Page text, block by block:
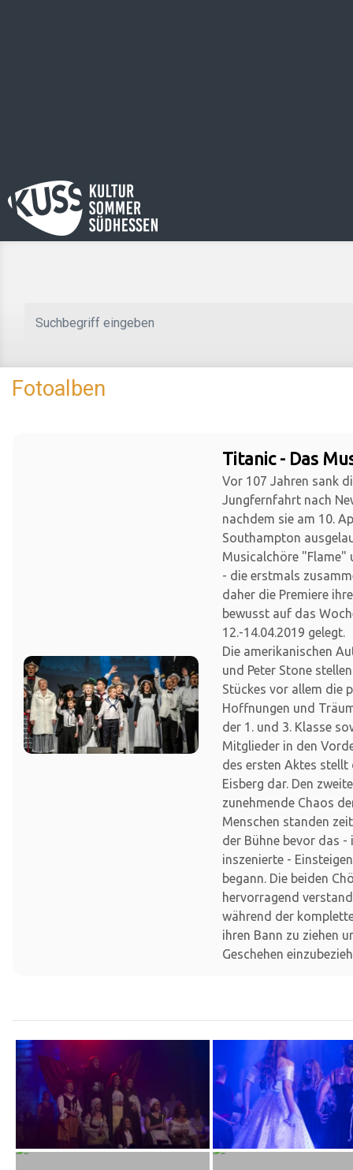
Fotoalben
Titanic - Das
Vor 107 Jahren sank
Jungfernfahrt nach
nachdem sie am 10.
Southampton
Musicalchöre "Flame"
- die erstmals
daher die Premiere
bewusst auf das
12.-14.04.2019 gelegt.
Die amerikanischen
und Peter Stone
Stückes vor allem die
Hoffnungen und
der 1. und 3. Klasse
Mitglieder in den
des ersten Aktes
Eisberg dar. Den
zunehmende Chaos
Menschen standen
der Bühne bevor das
inszenierte -
begann. Die beiden
hervorragend
während der
ihren Bann zu ziehen
Geschehen